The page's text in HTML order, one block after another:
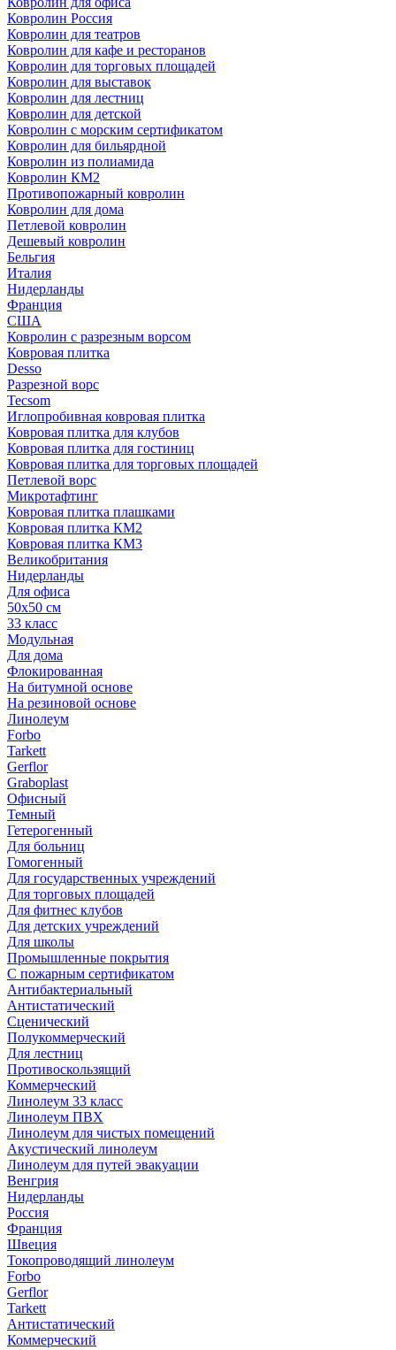
Ковролин Россия
Ковролин для театров
Ковролин для кафе и ресторанов
Ковролин для торговых площадей
Ковролин для выставок
Ковролин для лестниц
Ковролин для детской
Ковролин с морским сертификатом
Ковролин для бильярдной
Ковролин из полиамида
Ковролин КМ2
Противопожарный ковролин
Ковролин для дома
Петлевой ковролин
Дешевый ковролин
Бельгия
Италия
Нидерланды
Франция
США
Ковролин с разрезным ворсом
Ковровая плитка
Desso
Разрезной ворс
Tecsom
Иглопробивная ковровая плитка
Ковровая плитка для клубов
Ковровая плитка для гостиниц
Ковровая плитка для торговых площадей
Петлевой ворс
Микротафтинг
Ковровая плитка плашками
Ковровая плитка КМ2
Ковровая плитка КМ3
Великобритания
Нидерланды
Для офиса
50х50 см
33 класс
Модульная
Для дома
Флокированная
На битумной основе
На резиновой основе
Линолеум
Forbo
Tarkett
Gerflor
Graboplast
Офисный
Темный
Гетерогенный
Для больниц
Гомогенный
Для государственных учреждений
Для торговых площадей
Для фитнес клубов
Для детских учреждений
Для школы
Промышленные покрытия
С пожарным сертификатом
Антибактериальный
Антистатический
Сценический
Полукоммерческий
Для лестниц
Противоскользящий
Коммерческий
Линолеум 33 класс
Линолеум ПВХ
Линолеум для чистых помещений
Акустический линолеум
Линолеум для путей эвакуации
Венгрия
Нидерланды
Россия
Франция
Швеция
Токопроводящий линолеум
Forbo
Gerflor
Tarkett
Антистатический
Коммерческий